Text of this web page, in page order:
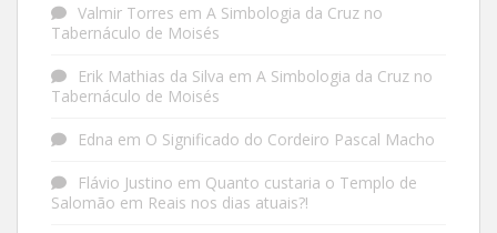
Valmir Torres em A Simbologia da Cruz no
Tabernáculo de Moisés
Erik Mathias da Silva em A Simbologia da Cruz no
Tabernáculo de Moisés
Edna em O Significado do Cordeiro Pascal Macho
Flávio Justino em Quanto custaria o Templo de
Salomão em Reais nos dias atuais?!